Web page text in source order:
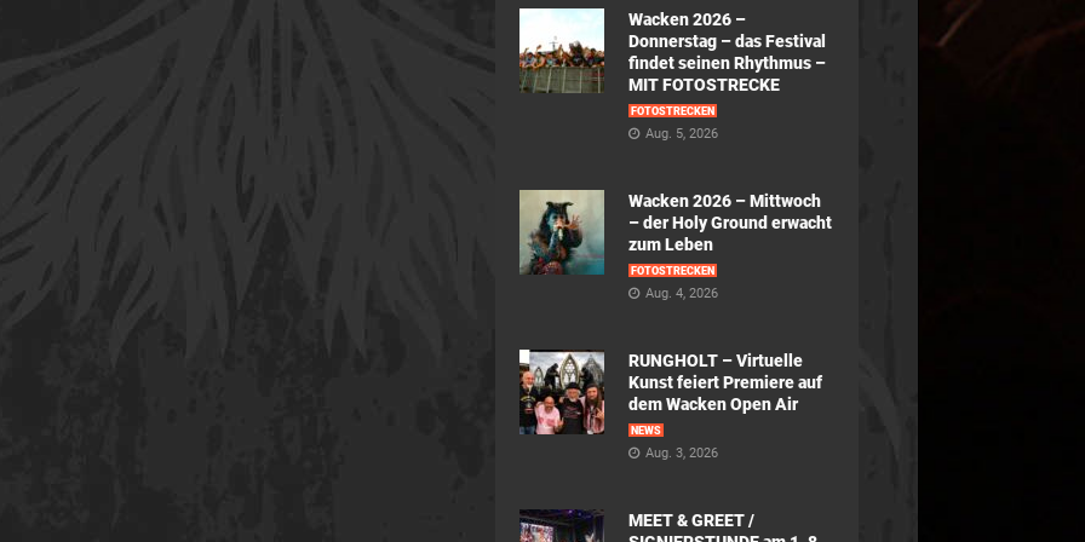
Wacken 2026 –
Donnerstag – das Festival
findet seinen Rhythmus –
MIT FOTOSTRECKE
FOTOSTRECKEN
Aug. 5, 2026
Wacken 2026 – Mittwoch
– der Holy Ground erwacht
zum Leben
FOTOSTRECKEN
Aug. 4, 2026
RUNGHOLT – Virtuelle
Kunst feiert Premiere auf
dem Wacken Open Air
NEWS
Aug. 3, 2026
MEET & GREET /